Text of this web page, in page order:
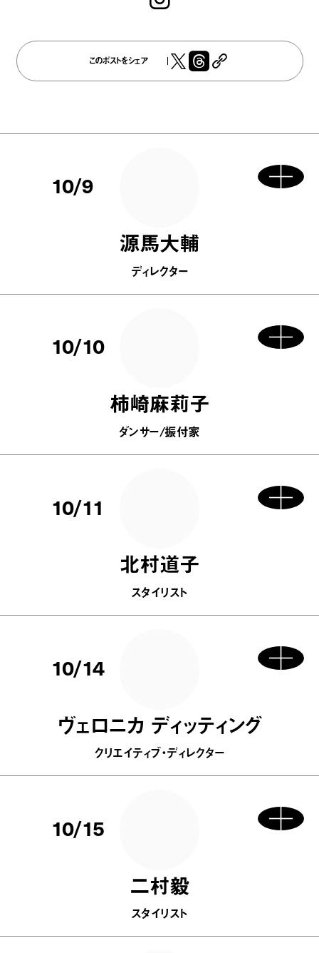
このポストをシェア
10/9
源馬大輔
ディレクター
10/10
柿崎麻莉子
ダンサー/振付家
10/11
北村道子
スタイリスト
10/14
ヴェロニカ ディッティング
クリエイティブ・ディレクター
10/15
二村毅
スタイリスト